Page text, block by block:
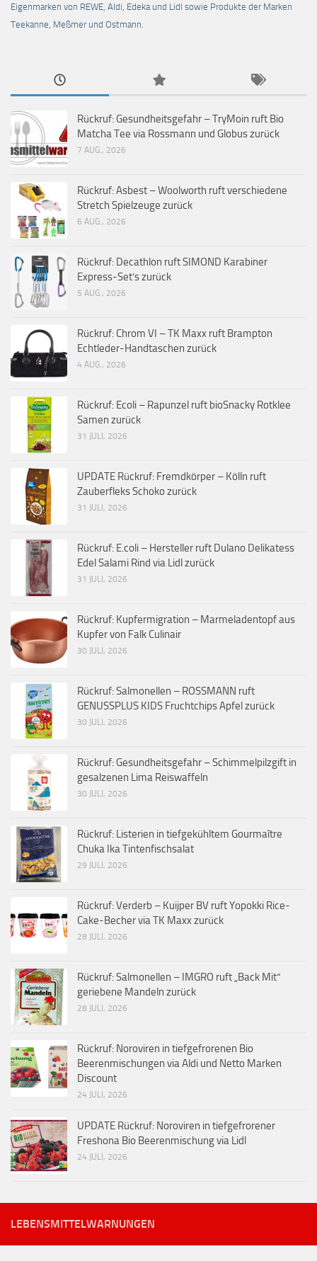
Eigenmarken von REWE, Aldi, Edeka und Lidl sowie Produkte der Marken
Teekanne, Meßmer und Ostmann.
Rückruf: Gesundheitsgefahr – TryMoin ruft Bio
Matcha Tee via Rossmann und Globus zurück
7 AUG., 2026
Rückruf: Asbest – Woolworth ruft verschiedene
Stretch Spielzeuge zurück
6 AUG., 2026
Rückruf: Decathlon ruft SIMOND Karabiner
Express-Set’s zurück
5 AUG., 2026
Rückruf: Chrom VI – TK Maxx ruft Brampton
Echtleder-Handtaschen zurück
4 AUG., 2026
Rückruf: Ecoli – Rapunzel ruft bioSnacky Rotklee
Samen zurück
31 JULI, 2026
UPDATE Rückruf: Fremdkörper – Kölln ruft
Zauberfleks Schoko zurück
31 JULI, 2026
Rückruf: E.coli – Hersteller ruft Dulano Delikatess
Edel Salami Rind via Lidl zurück
31 JULI, 2026
Rückruf: Kupfermigration – Marmeladentopf aus
Kupfer von Falk Culinair
30 JULI, 2026
Rückruf: Salmonellen – ROSSMANN ruft
GENUSSPLUS KIDS Fruchtchips Apfel zurück
30 JULI, 2026
Rückruf: Gesundheitsgefahr – Schimmelpilzgift in
gesalzenen Lima Reiswaffeln
30 JULI, 2026
Rückruf: Listerien in tiefgekühltem Gourmaître
Chuka Ika Tintenfischsalat
29 JULI, 2026
Rückruf: Verderb – Kuijper BV ruft Yopokki Rice-
Cake-Becher via TK Maxx zurück
28 JULI, 2026
Rückruf: Salmonellen – IMGRO ruft „Back Mit“
geriebene Mandeln zurück
28 JULI, 2026
Rückruf: Noroviren in tiefgefrorenen Bio
Beerenmischungen via Aldi und Netto Marken
Discount
24 JULI, 2026
UPDATE Rückruf: Noroviren in tiefgefrorener
Freshona Bio Beerenmischung via Lidl
24 JULI, 2026
LEBENSMITTELWARNUNGEN